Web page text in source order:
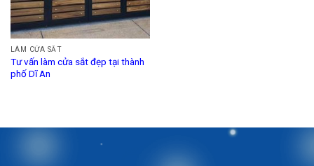
LÀM CỬA SẮT
Tư vấn làm cửa sắt đẹp tại thành
phố Dĩ An